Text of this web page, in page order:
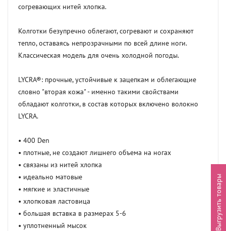
согревающих нитей хлопка.
Колготки безупречно облегают, согревают и сохраняют
тепло, оставаясь непрозрачными по всей длине ноги.
Классическая модель для очень холодной погоды.
LYCRA®: прочные, устойчивые к зацепкам и облегающие
словно "вторая кожа" - именно такими свойствами
обладают колготки, в состав которых включено волокно
LYCRA.
• 400 Den
• плотные, не создают лишнего объема на ногах
• связаны из нитей хлопка
• идеально матовые
• мягкие и эластичные
• хлопковая ластовица
• большая вставка в размерах 5-6
• уплотненный мысок
Выгрузить товары